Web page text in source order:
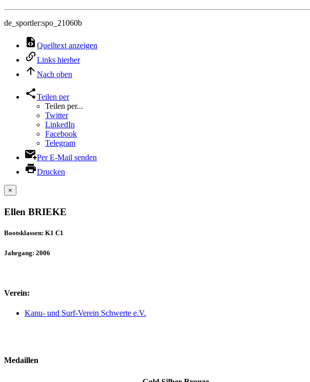
de_sportler:spo_21060b
Quelltext anzeigen
Links hierher
Nach oben
Teilen per
Teilen per...
Twitter
LinkedIn
Facebook
Telegram
Per E-Mail senden
Drucken
×
Ellen BRIEKE
Bootsklassen: K1 C1
Jahrgang: 2006
Verein:
Kanu- und Surf-Verein Schwerte e.V.
Medaillen